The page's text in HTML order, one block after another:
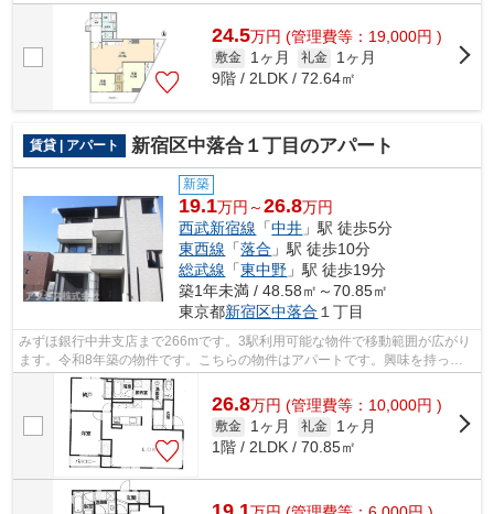
も乾きやすくなっています。根強いニ...
24.5万円 (管理費等：19,000円 )
敷金 1ヶ月 礼金
1ヶ月
9階 / 2LDK / 72.64㎡
賃貸 | アパート 新宿区中落合１丁目のアパート
新築
19.1万円～26.8万円
西武新宿線 「中井 」駅 徒歩5分
東西線 「落合 」駅 徒歩10分
総武線 「東中野 」駅 徒歩19分
築1年未満 / 48.58㎡～70.85㎡
東京都新宿区中落合 １丁目
みずほ銀行中井支店まで266mです。3駅利用可能な物件で移動範囲が広がり
ます。令和8年築の物件です。こちらの物件はアパートです。興味を持った
方は是非お気軽にお問い合せ下さい。ア...
26.8万円 (管理費等：10,000円 )
敷金 1ヶ月 礼金
1ヶ月
1階 / 2LDK / 70.85㎡